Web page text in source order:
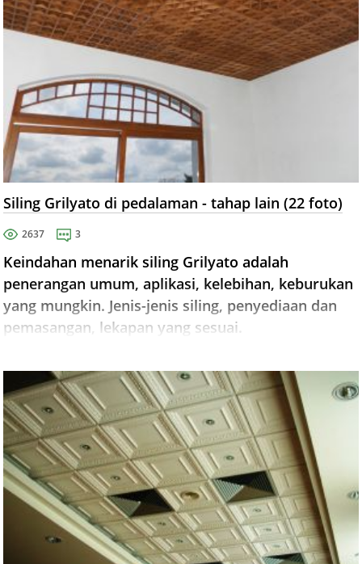
Siling Grilyato di pedalaman - tahap lain (22 foto)
2637 3
Keindahan menarik siling Grilyato adalah
penerangan umum, aplikasi, kelebihan, keburukan
yang mungkin. Jenis-jenis siling, penyediaan dan
pemasangan, lekapan yang sesuai.